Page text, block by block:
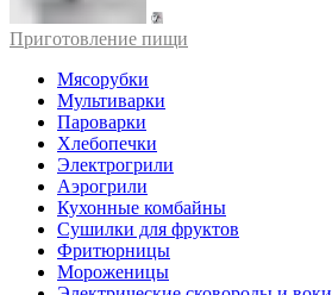
Приготовление пищи
Мясорубки
Мультиварки
Пароварки
Хлебопечки
Электрогрили
Аэрогрили
Кухонные комбайны
Сушилки для фруктов
Фритюрницы
Мороженицы